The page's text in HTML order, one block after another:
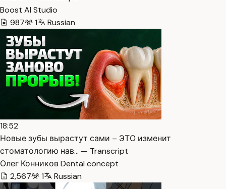
Boost AI Studio
987
1 Russian
18:52
Новые зубы вырастут сами – ЭТО изменит
стоматологию нав… — Transcript
Олег Конников Dental concept
2,567
1 Russian